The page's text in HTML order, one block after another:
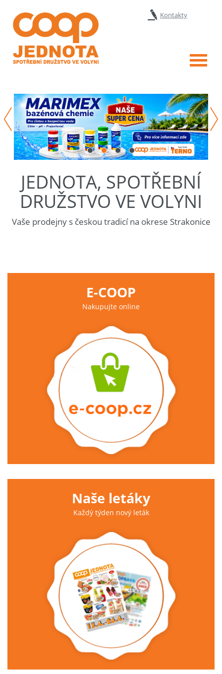
Kontakty
Menu
JEDNOTA, SPOTŘEBNÍ
DRUŽSTVO VE VOLYNI
Vaše prodejny s českou tradicí na okrese Strakonice
E-COOP
Nakupujte online
Naše letáky
Každý týden nový leták